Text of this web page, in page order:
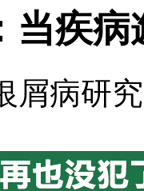
当疾病
屑病研